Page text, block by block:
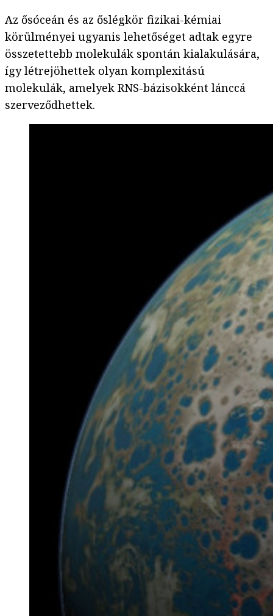
Az ősóceán és az őslégkör fizikai-kémiai
körülményei ugyanis lehetőséget adtak egyre
összetettebb molekulák spontán kialakulására,
így létrejöhettek olyan komplexitású
molekulák, amelyek RNS-bázisokként lánccá
szerveződhettek.